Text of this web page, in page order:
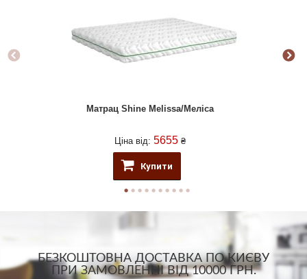
Матрац Shine Melissa/Меліса
Ціна від: 5655 ₴
Купити
БЕЗКОШТОВНА ДОСТАВКА ПО КИЄВУ
ПРИ ЗАМОВЛЕННІ ВІД 10000 ГРН.